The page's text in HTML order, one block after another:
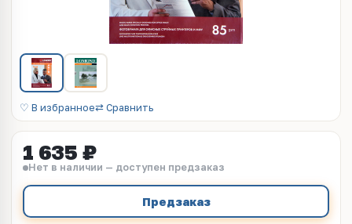
♡ В избранное⇄ Сравнить
1 635 ₽
Нет в наличии — доступен предзаказ
Предзаказ